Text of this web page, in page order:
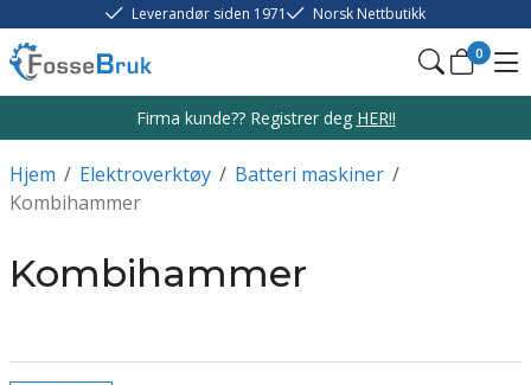
Leverandør siden 1971 Norsk Nettbutikk
0
Firma kunde?? Registrer deg HER!!
/
Hjem /
Elektroverktøy /
Batteri maskiner
Kombihammer
Kombihammer